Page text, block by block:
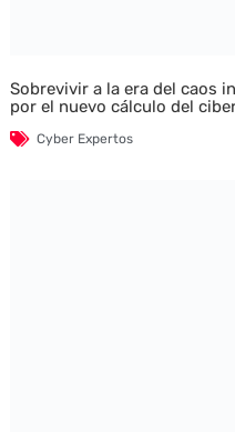
Sobrevivir a la era del caos
por el nuevo cálculo del
Cyber Expertos